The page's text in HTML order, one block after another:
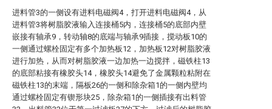
进料管3的一侧设有进料电磁阀4，打开进料电磁阀4，从
进料管3将树脂胶液输入连接桶5内，连接桶5的底部内壁
嵌接有轴承9，转动轴8的底端与轴承9插接，搅动板10的
一侧通过螺栓固定有多个加热板12，加热板12对树脂胶液
进行加热，从而对树脂胶液一边加热一边搅拌，磁铁柱13
的底部粘接有橡胶头14，橡胶头14避免了金属颗粒粘附在
磁铁柱13的末端，隔板26的一侧和除杂箱1的一侧内壁均
通过螺栓固定有锲形块25，除杂箱1的一侧插接有出料管